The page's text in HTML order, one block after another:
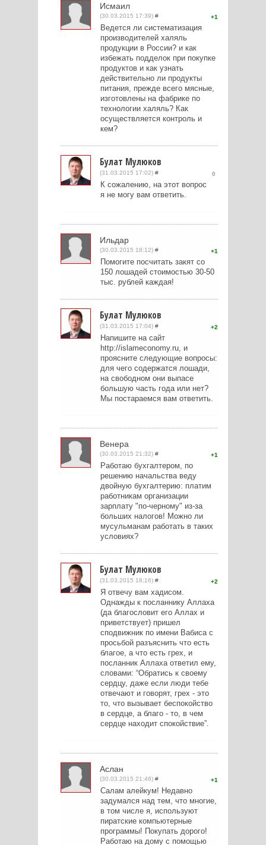
Исмаил
(30.03.2015 17:39) # 1
Ведется ли систематизация
производителей халяль
продукции в России? и как
избежать подделок при покупке
продуктов и как узнать
действительно ли продукты
питания, прежде всего мясные,
изготовлены на фабрике по
технологии халяль? Как
осуществляется контроль и
кем?
Булат Мулюков
(31.03.2015 17:02) # 0
К сожалению, на этот вопрос
я не могу вам ответить.
Ильдар
(30.03.2015 18:12) # 1
Помогите посчитать закят со
150 лошадей стоимостью 30-50
тыс. рублей каждая!
Булат Мулюков
(31.03.2015 17:04) # 2
Напишите на сайт
http://islameconomy.ru, и
проясните следующие вопросы:
для чего содержатся лошади,
на свободном они выпасе
большую часть года или нет?
Мы постараемся вам ответить.
Венера
(30.03.2015 21:32) # 1
Работаю бухгалтером, по
решению начальства веду
двойную бухгалтерию: платим
работникам организации
зарплату "по-черному" из-за
больших налогов! Можно ли
мусульманам работать в таких
условиях?
Булат Мулюков
(31.03.2015 18:16) # 2
Я отвечу вам хадисом.
Однажды к посланнику Аллаха
(да благословит его Аллах и
приветствует) пришел
сподвижник по имени Вабиса с
просьбой разъяснить что есть
благое, а что есть грех, и
посланник Аллаха ответил ему,
словами: “Обратись к своему
сердцу, даже если люди тебе
отвечают и говорят, грех - это
то, что вызывает беспокойство
в сердце, а благо - то, в чем
сердце находит спокойствие”.
Аслан
(30.03.2015 21:46) # 1
Салам алейкум! Недавно
задумался над тем, что многие,
в том числе я, используют
пиратские компьютерные
программы! Покупать дорого!
Работаю на дому с помощью